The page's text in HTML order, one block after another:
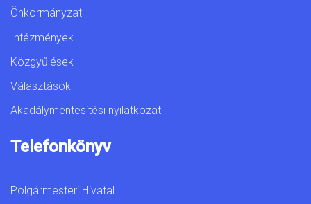
Önkormányzat
Intézmények
Közgyűlések
Választások
Akadálymentesítési nyilatkozat
Telefonkönyv
Polgármesteri Hivatal